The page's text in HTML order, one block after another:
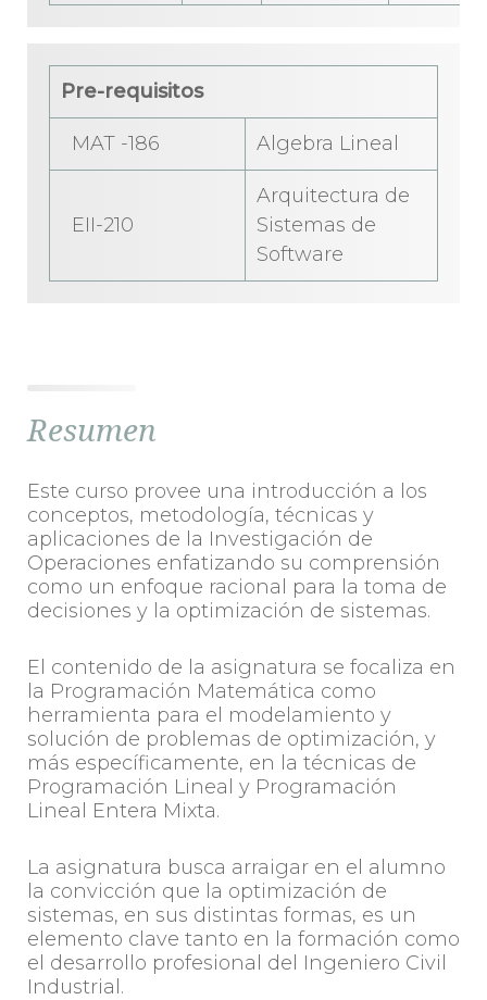
Pre-requisitos
MAT -186 Algebra Lineal
EII-210
Arquitectura de
Sistemas de
Software
Resumen
Este curso provee una introducción a los
conceptos, metodología, técnicas y
aplicaciones de la Investigación de
Operaciones enfatizando su comprensión
como un enfoque racional para la toma de
decisiones y la optimización de sistemas.
El contenido de la asignatura se focaliza en
la Programación Matemática como
herramienta para el modelamiento y
solución de problemas de optimización, y
más específicamente, en la técnicas de
Programación Lineal y Programación
Lineal Entera Mixta.
La asignatura busca arraigar en el alumno
la convicción que la optimización de
sistemas, en sus distintas formas, es un
elemento clave tanto en la formación como
el desarrollo profesional del Ingeniero Civil
Industrial.